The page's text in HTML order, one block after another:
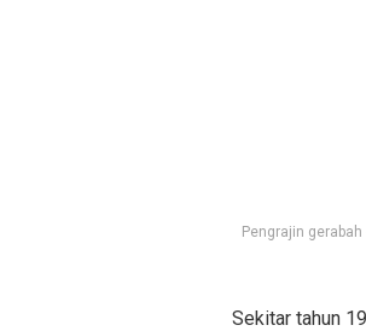
Pengrajin
Sekitar tahun